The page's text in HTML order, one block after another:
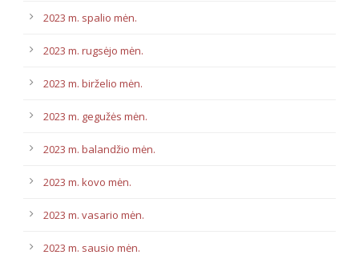
2023 m. spalio mėn.
2023 m. rugsėjo mėn.
2023 m. birželio mėn.
2023 m. gegužės mėn.
2023 m. balandžio mėn.
2023 m. kovo mėn.
2023 m. vasario mėn.
2023 m. sausio mėn.